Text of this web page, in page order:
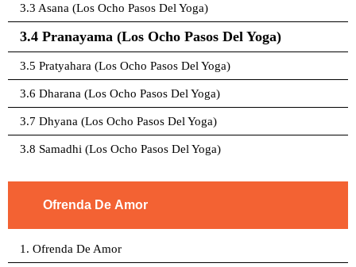
3.3 Asana (Los Ocho Pasos Del Yoga)
3.4 Pranayama (Los Ocho Pasos Del Yoga)
3.5 Pratyahara (Los Ocho Pasos Del Yoga)
3.6 Dharana (Los Ocho Pasos Del Yoga)
3.7 Dhyana (Los Ocho Pasos Del Yoga)
3.8 Samadhi (Los Ocho Pasos Del Yoga)
Ofrenda De Amor
1. Ofrenda De Amor